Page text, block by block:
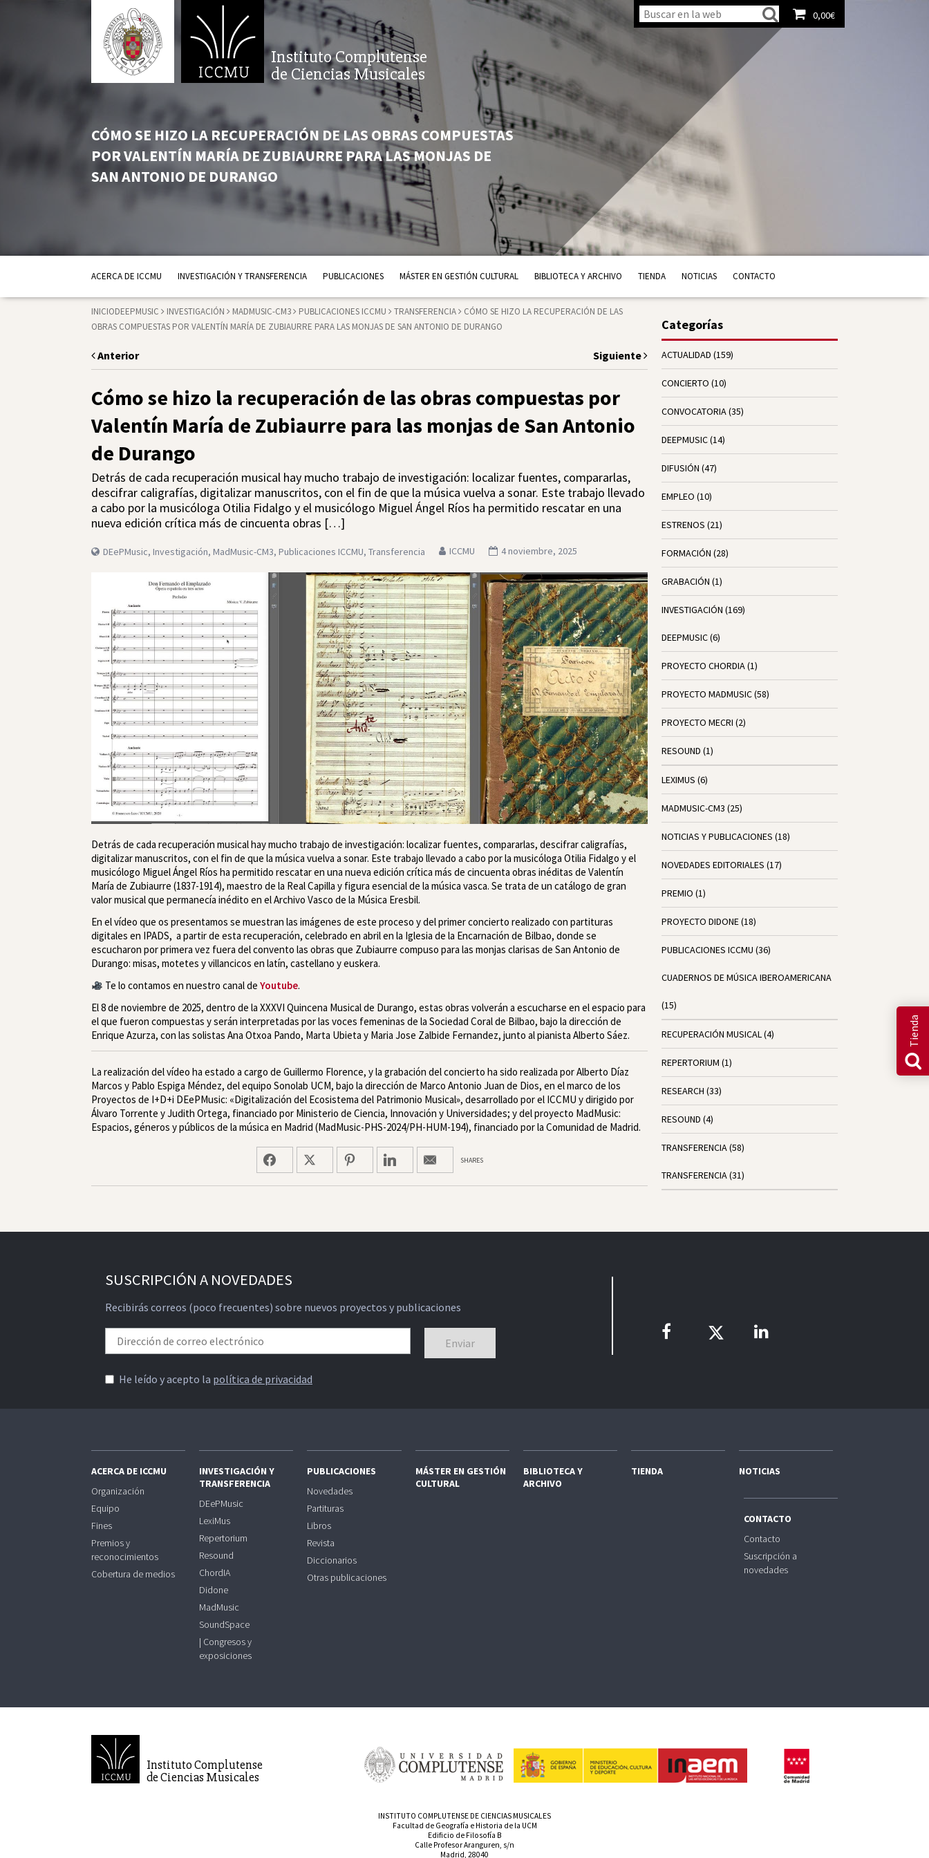
Instituto Complutense
de Ciencias Musicales
0,00€
Tienda
CÓMO SE HIZO LA RECUPERACIÓN DE LAS OBRAS COMPUESTAS
POR VALENTÍN MARÍA DE ZUBIAURRE PARA LAS MONJAS DE
SAN ANTONIO DE DURANGO
ACERCA DE ICCMU INVESTIGACIÓN Y TRANSFERENCIA PUBLICACIONES MÁSTER EN GESTIÓN CULTURAL BIBLIOTECA Y ARCHIVO TIENDA NOTICIAS CONTACTO
INICIODEEPMUSIC INVESTIGACIÓN MADMUSIC-CM3 PUBLICACIONES ICCMU TRANSFERENCIA
CÓMO SE HIZO LA RECUPERACIÓN DE LAS
OBRAS COMPUESTAS POR VALENTÍN MARÍA DE ZUBIAURRE PARA LAS MONJAS DE SAN ANTONIO DE DURANGO
Anterior Siguiente
Cómo se hizo la recuperación de las obras compuestas por
Valentín María de Zubiaurre para las monjas de San Antonio
de Durango
Detrás de cada recuperación musical hay mucho trabajo de investigación: localizar fuentes, compararlas,
descifrar caligrafías, digitalizar manuscritos, con el fin de que la música vuelva a sonar. Este trabajo llevado
a cabo por la musicóloga Otilia Fidalgo y el musicólogo Miguel Ángel Ríos ha permitido rescatar en una
nueva edición crítica más de cincuenta obras […]
DEePMusic, Investigación, MadMusic-CM3, Publicaciones ICCMU, Transferencia ICCMU 4 noviembre, 2025
Detrás de cada recuperación musical hay mucho trabajo de investigación: localizar fuentes, compararlas, descifrar caligrafías,
digitalizar manuscritos, con el fin de que la música vuelva a sonar. Este trabajo llevado a cabo por la musicóloga Otilia Fidalgo y el
musicólogo Miguel Ángel Ríos ha permitido rescatar en una nueva edición crítica más de cincuenta obras inéditas de Valentín
María de Zubiaurre (1837-1914), maestro de la Real Capilla y figura esencial de la música vasca. Se trata de un catálogo de gran
valor musical que permanecía inédito en el Archivo Vasco de la Música Eresbil.
En el vídeo que os presentamos se muestran las imágenes de este proceso y del primer concierto realizado con partituras
digitales en IPADS, a partir de esta recuperación, celebrado en abril en la Iglesia de la Encarnación de Bilbao, donde se
escucharon por primera vez fuera del convento las obras que Zubiaurre compuso para las monjas clarisas de San Antonio de
Durango: misas, motetes y villancicos en latín, castellano y euskera.
Te lo contamos en nuestro canal deYoutube.
El 8 de noviembre de 2025, dentro de la XXXVI Quincena Musical de Durango, estas obras volverán a escucharse en el espacio para
el que fueron compuestas y serán interpretadas por las voces femeninas de la Sociedad Coral de Bilbao, bajo la dirección de
Enrique Azurza, con las solistas Ana Otxoa Pando, Marta Ubieta y Maria Jose Zalbide Fernandez, junto al pianista Alberto Sáez.
La realización del vídeo ha estado a cargo de Guillermo Florence, y la grabación del concierto ha sido realizada por Alberto Díaz
Marcos y Pablo Espiga Méndez, del equipo Sonolab UCM, bajo la dirección de Marco Antonio Juan de Dios, en el marco de los
Proyectos de I+D+i DEePMusic: «Digitalización del Ecosistema del Patrimonio Musical», desarrollado por el ICCMU y dirigido por
Álvaro Torrente y Judith Ortega, financiado por Ministerio de Ciencia, Innovación y Universidades; y del proyecto MadMusic:
Espacios, géneros y públicos de la música en Madrid (MadMusic-PHS-2024/PH-HUM-194), financiado por la Comunidad de Madrid.
SHARES
Categorías
ACTUALIDAD (159)
CONCIERTO (10)
CONVOCATORIA(35)
DEEPMUSIC(14)
DIFUSIÓN (47)
EMPLEO (10)
ESTRENOS (21)
FORMACIÓN (28)
GRABACIÓN (1)
INVESTIGACIÓN (169)
DEEPMUSIC(6)
PROYECTO CHORDIA(1)
PROYECTO MADMUSIC(58)
PROYECTO MECRI (2)
RESOUND (1)
LEXIMUS (6)
MADMUSIC-CM3 (25)
NOTICIAS Y PUBLICACIONES (18)
NOVEDADES EDITORIALES (17)
PREMIO (1)
PROYECTO DIDONE(18)
PUBLICACIONES ICCMU (36)
CUADERNOS DE MÚSICA IBEROAMERICANA
(15)
RECUPERACIÓN MUSICAL(4)
REPERTORIUM (1)
RESEARCH (33)
RESOUND (4)
TRANSFERENCIA(58)
TRANSFERENCIA(31)
SUSCRIPCIÓN A NOVEDADES
Recibirás correos (poco frecuentes) sobre nuevos proyectos y publicaciones
He leído y acepto la política de privacidad
ACERCA DE ICCMU
Organización
Equipo
Fines
Premios y
reconocimientos
Cobertura de medios
INVESTIGACIÓN Y
TRANSFERENCIA
DEePMusic
LexiMus
Repertorium
Resound
ChordIA
Didone
MadMusic
SoundSpace
| Congresos y
exposiciones
PUBLICACIONES
Novedades
Partituras
Libros
Revista
Diccionarios
Otras publicaciones
MÁSTER EN GESTIÓN
CULTURAL
BIBLIOTECA Y
ARCHIVO
TIENDA NOTICIAS
CONTACTO
Contacto
Suscripción a
novedades
Instituto Complutense
de Ciencias Musicales
INSTITUTO COMPLUTENSE DE CIENCIAS MUSICALES
Facultad de Geografía e Historia de la UCM
Edificio de Filosofía B
Calle Profesor Aranguren, s/n
Madrid, 28040